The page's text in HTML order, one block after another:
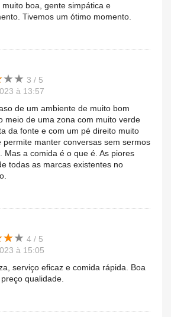
muito boa, gente simpática e
Tivemos um ótimo momento.
★★
★★ 3 / 5
à 13:57
de um ambiente de muito bom
meio de uma zona com muito verde
da fonte e com um pé direito muito
permite manter conversas sem sermos
Mas a comida é o que é. As piores
todas as marcas existentes no
★★
★★ 4 / 5
à 15:05
serviço eficaz e comida rápida. Boa
qualidade.